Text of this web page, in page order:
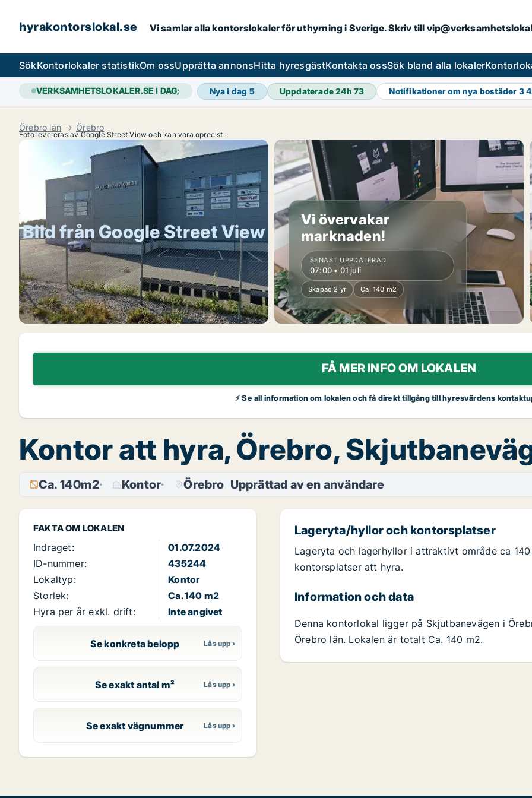
hyrakontorslokal.se Vi samlar alla kontorslokaler för uthyrning i Sverige. Skriv till
SökKontorlokaler statistikOm ossUpprätta annonsHitta hyresgästKontakta ossSök bland alla lokaler
VERKSAMHETSLOKALER.SE I DAG; Nya i dag 5 Uppdaterade 24h73 Notifikationer om nya bostäder 3
Örebro län Örebro
Foto levereras av Google Street View och kan vara oprecist:
Bild från Google Street View
Vi övervakar
marknaden!
SENAST UPPDATERAD
07:00 • 01 juli
Skapad 2 yr Ca. 140 m2
FÅ MER INFO OM LOKALEN
⚡ Se all information om lokalen och få direkt tillgång till hyresvärdens
Kontor att hyra, Örebro,
Ca. 140m2 Kontor Örebro Upprättad av en användare
FAKTA OM LOKALEN
Indraget:
01.07.2024
ID-nummer:
435244
Lokaltyp:
Kontor
Storlek:
Ca. 140 m2
Hyra per år exkl. drift:
Inte angivet
Se konkreta belopp
Se exakt antal m²
Se exakt vägnummer
Lageryta/hyllor och kontorsplatser
Lageryta och lagerhyllor i attraktivt område ca
kontorsplatser att hyra.
Information och data
Denna kontorlokal ligger på Skjutbanevägen i
Örebro län. Lokalen är totalt Ca. 140 m2.